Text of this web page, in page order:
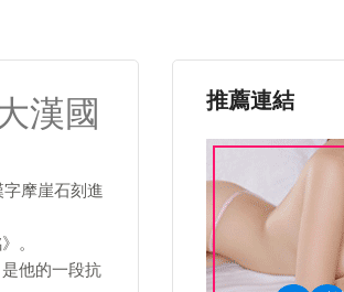
漢國
摩崖石刻進
。
他的一段抗
推薦連結